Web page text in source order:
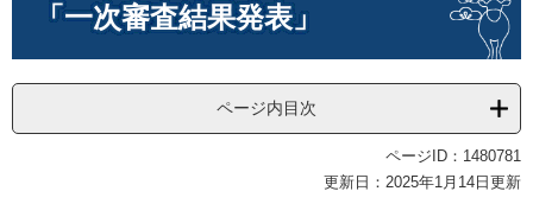
「一次審査結果発表」
ページ内目次
ページID：1480781
更新日：2025年1月14日更新